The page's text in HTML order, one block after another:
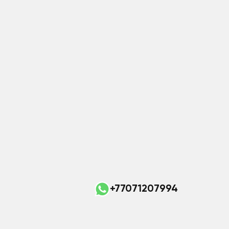
+77071207994